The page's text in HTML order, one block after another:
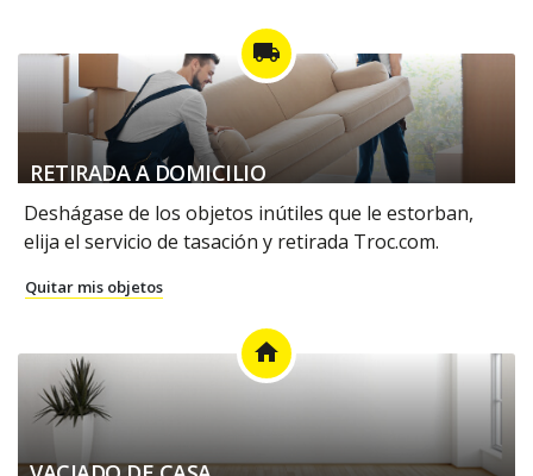
local_shipping
RETIRADA A DOMICILIO
Deshágase de los objetos inútiles que le estorban,
elija el servicio de tasación y retirada Troc.com.
Quitar mis objetos
home